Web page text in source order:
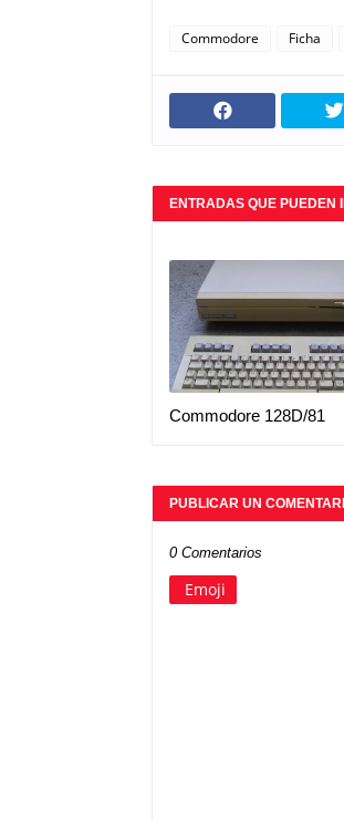
Commodore Ficha
ENTRADAS QUE PUEDEN
Commodore 128D/81
PUBLICAR UN
0 Comentarios
Emoji